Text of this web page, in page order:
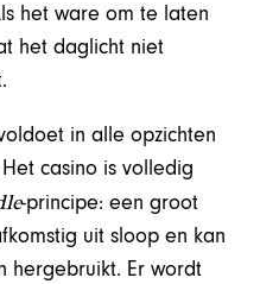
het ware om te laten
het daglicht niet
in alle opzichten
casino is volledig
-principe: een groot
uit sloop en kan
hergebruikt. Er wordt